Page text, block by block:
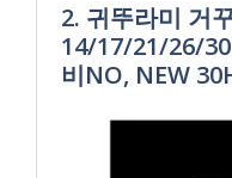
2. 귀뚜라미 거
14/17/21/26/
비NO, NEW